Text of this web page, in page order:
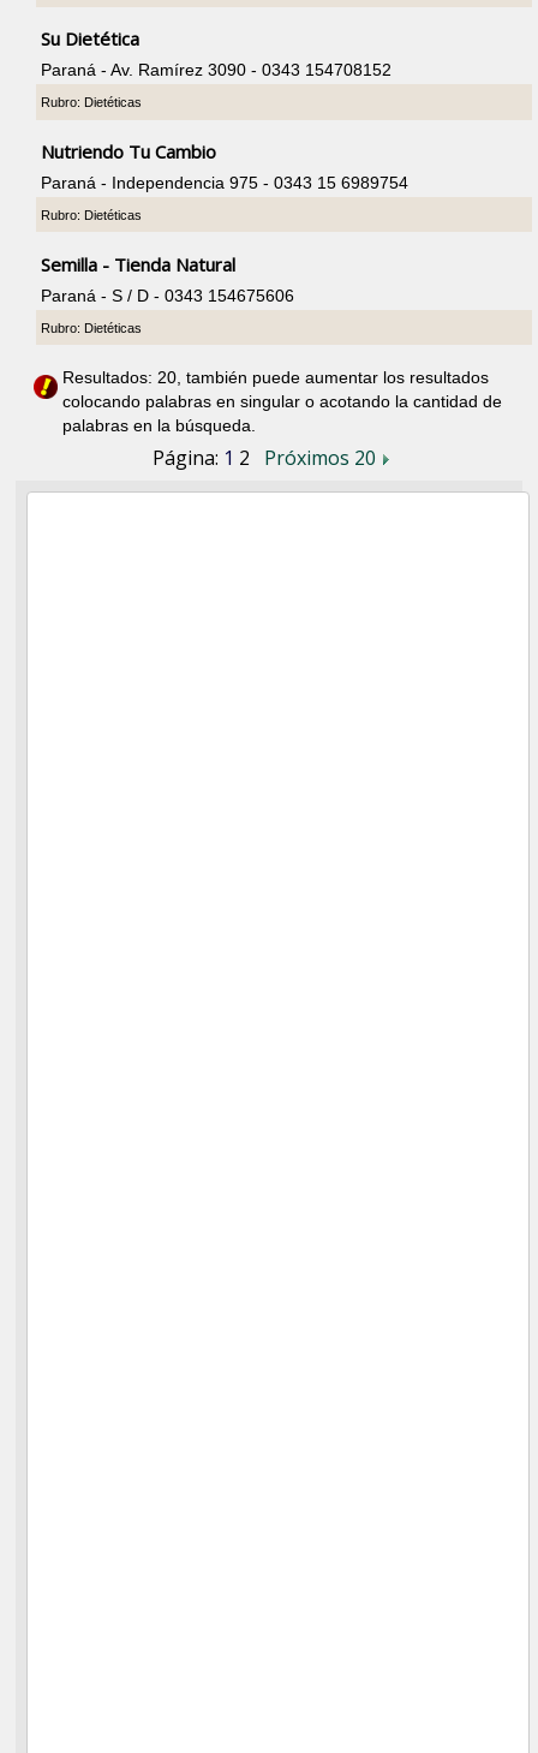
Su Dietética
Paraná - Av. Ramírez 3090 - 0343 154708152
Rubro: Dietéticas
Nutriendo Tu Cambio
Paraná - Independencia 975 - 0343 15 6989754
Rubro: Dietéticas
Semilla - Tienda Natural
Paraná - S / D - 0343 154675606
Rubro: Dietéticas
Resultados: 20, también puede aumentar los resultados
colocando palabras en singular o acotando la cantidad de
palabras en la búsqueda.
Página: 1 2 Próximos 20